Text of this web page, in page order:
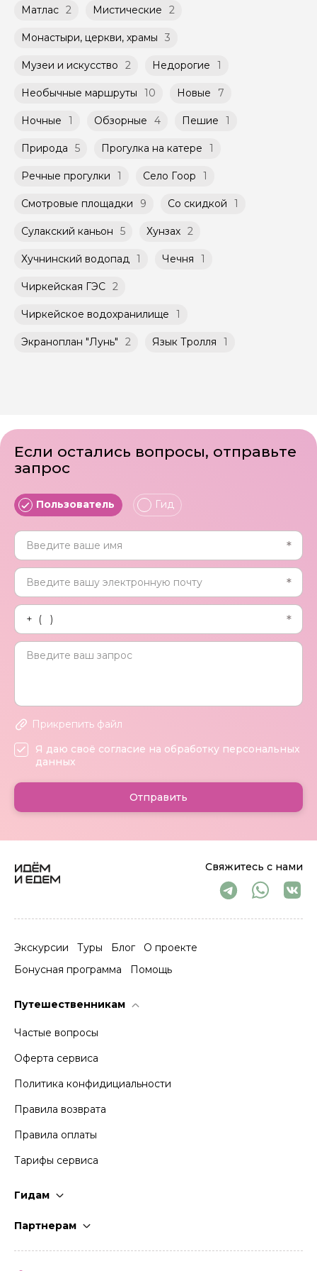
Матлас 2 Мистические 2
Монастыри, церкви, храмы 3
Музеи и искусство 2 Недорогие 1
Необычные маршруты 10 Новые 7
Ночные 1 Обзорные 4 Пешие 1
Природа 5 Прогулка на катере 1
Речные прогулки 1 Село Гоор 1
Смотровые площадки 9 Со скидкой 1
Сулакский каньон 5 Хунзах 2
Хучнинский водопад 1 Чечня 1
Чиркейская ГЭС 2
Чиркейское водохранилище 1
Экраноплан "Лунь" 2 Язык Тролля 1
Свяжитесь с нами
Экскурсии Туры Блог
О проекте
Бонусная программа
Помощь
Путешественникам
Частые вопросы
Оферта сервиса
Политика конфидициальности
Правила возврата
Правила оплаты
Тарифы сервиса
Гидам
Партнерам
Если остались вопросы, отправьте
запрос
Пользователь Гид
Прикрепить файл
Я даю своё согласие на обработку персональных
данных
Отправить